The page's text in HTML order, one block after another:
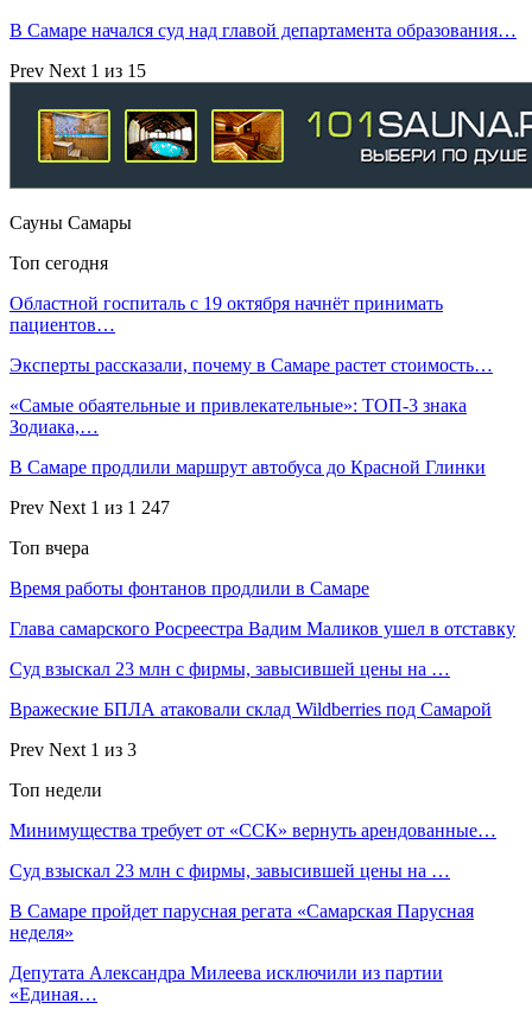
В Самаре начался суд над главой департамента образования…
Prev Next 1 из 15
Сауны Самары
Топ сегодня
Областной госпиталь с 19 октября начнёт принимать
пациентов…
Эксперты рассказали, почему в Самаре растет стоимость…
«Самые обаятельные и привлекательные»: ТОП-3 знака
Зодиака,…
В Самаре продлили маршрут автобуса до Красной Глинки
Prev Next 1 из 1 247
Топ вчера
Время работы фонтанов продлили в Самаре
Глава самарского Росреестра Вадим Маликов ушел в отставку
Суд взыскал 23 млн с фирмы, завысившей цены на …
Вражеские БПЛА атаковали склад Wildberries под Самарой
Prev Next 1 из 3
Топ недели
Минимущества требует от «ССК» вернуть арендованные…
Суд взыскал 23 млн с фирмы, завысившей цены на …
В Самаре пройдет парусная регата «Самарская Парусная
неделя»
Депутата Александра Милеева исключили из партии
«Единая…